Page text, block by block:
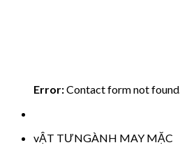
Error:Contact form not found.
vẬT TƯNGÀNH MAY MẶC